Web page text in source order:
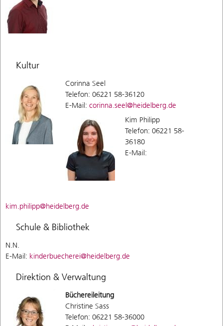
Kultur
Corinna Seel
Telefon: 06221 58-36120
E-Mail: corinna.seel@heidelberg.de
Kim Philipp
Telefon: 06221 58-
36180
E-Mail:
kim.philipp@heidelberg.de
Schule & Bibliothek
N.N.
E-Mail: kinderbuecherei@heidelberg.de
Direktion & Verwaltung
Büchereileitung
Christine Sass
Telefon: 06221 58-36000